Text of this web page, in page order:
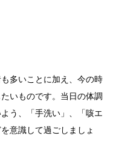
多いことに加え、今の時
いものです。当日の体調
う、「手洗い」、「咳エ
意識して過ごしましょ